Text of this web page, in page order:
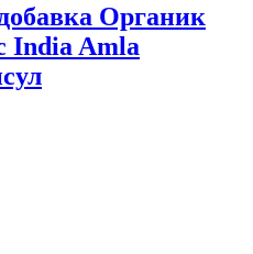
Органик
India Amla